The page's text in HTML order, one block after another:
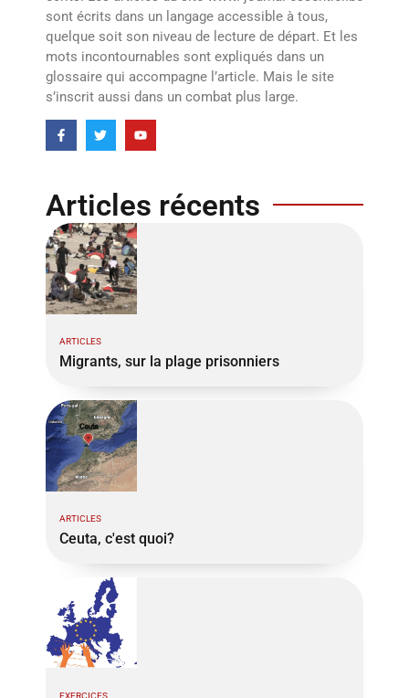
sont écrits dans un langage accessible à tous,
quelque soit son niveau de lecture de départ. Et les
mots incontournables sont expliqués dans un
glossaire qui accompagne l’article. Mais le site
s’inscrit aussi dans un combat plus large.
Articles récents
ARTICLES
Migrants, sur la plage prisonniers
ARTICLES
Ceuta, c'est quoi?
EXERCICES